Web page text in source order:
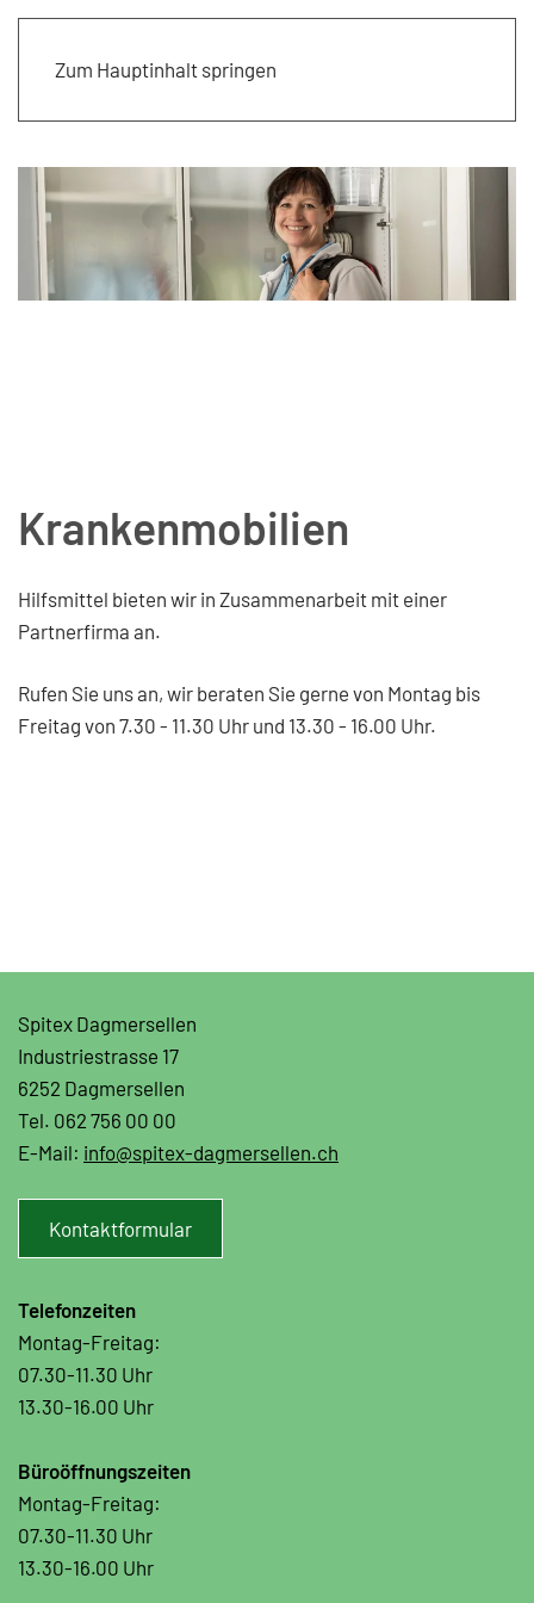
Zum Hauptinhalt springen
Krankenmobilien
Hilfsmittel bieten wir in Zusammenarbeit mit einer
Partnerfirma an.
Rufen Sie uns an, wir beraten Sie gerne von Montag bis
Freitag von 7.30 - 11.30 Uhr und 13.30 - 16.00 Uhr.
Spitex Dagmersellen
Industriestrasse 17
6252 Dagmersellen
Tel. 062 756 00 00
E-Mail: info@spitex-dagmersellen.ch
Kontaktformular
Telefonzeiten
Montag-Freitag:
07.30-11.30 Uhr
13.30-16.00 Uhr
Büroöffnungszeiten
Montag-Freitag:
07.30-11.30 Uhr
13.30-16.00 Uhr